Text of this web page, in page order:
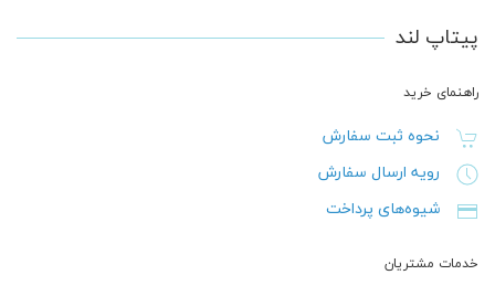
پیتاپ لند
راهنمای خرید
نحوه ثبت سفارش
رویه ارسال سفارش
شیوه‌های پرداخت
خدمات مشتریان